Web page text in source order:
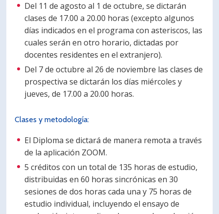
Del 11 de agosto al 1 de octubre, se dictarán
clases de 17.00 a 20.00 horas (excepto algunos
días indicados en el programa con asteriscos, las
cuales serán en otro horario, dictadas por
docentes residentes en el extranjero).
Del 7 de octubre al 26 de noviembre las clases de
prospectiva se dictarán los días miércoles y
jueves, de 17.00 a 20.00 horas.
Clases y metodología:
El Diploma se dictará de manera remota a través
de la aplicación ZOOM.
5 créditos con un total de 135 horas de estudio,
distribuidas en 60 horas sincrónicas en 30
sesiones de dos horas cada una y 75 horas de
estudio individual, incluyendo el ensayo de